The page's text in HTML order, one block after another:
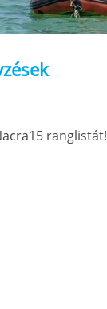
ranglistát!